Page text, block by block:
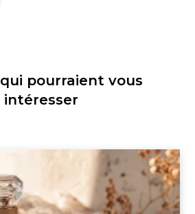
pourraient vous
intéresser